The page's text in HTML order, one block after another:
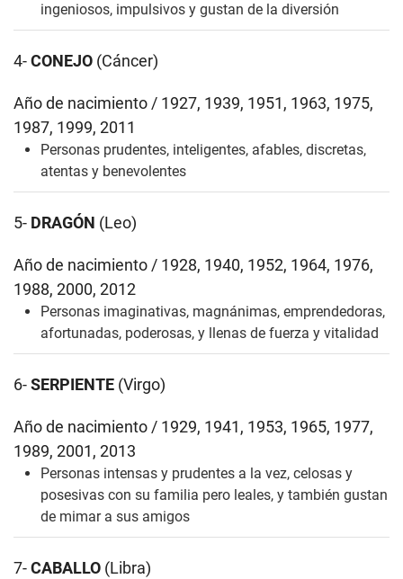
ingeniosos, impulsivos y gustan de la diversión
4-CONEJO (Cáncer)
Año de nacimiento / 1927, 1939, 1951, 1963, 1975,
1987, 1999, 2011
Personas prudentes, inteligentes, afables, discretas,
atentas y benevolentes
5- DRAGÓN (Leo)
Año de nacimiento / 1928, 1940, 1952, 1964, 1976,
1988, 2000, 2012
Personas imaginativas, magnánimas, emprendedoras,
afortunadas, poderosas, y llenas de fuerza y vitalidad
6-SERPIENTE (Virgo)
Año de nacimiento / 1929, 1941, 1953, 1965, 1977,
1989, 2001, 2013
Personas intensas y prudentes a la vez, celosas y
posesivas con su familia pero leales, y también gustan
de mimar a sus amigos
7-CABALLO (Libra)